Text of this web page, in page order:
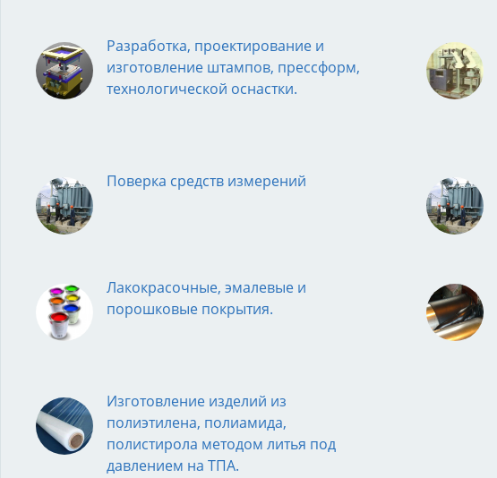
Разработка, проектирование и
изготовление штампов, прессформ,
технологической оснастки.
Поверка средств измерений
Лакокрасочные, эмалевые и
порошковые покрытия.
Изготовление изделий из
полиэтилена, полиамида,
полистирола методом литья под
давлением на ТПА.